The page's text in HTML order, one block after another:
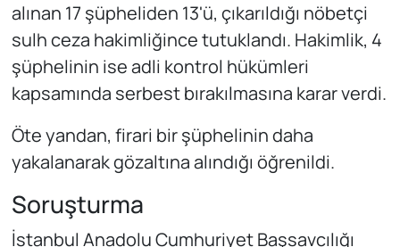
alınan 17 şüpheliden 13'ü, çıkarıldığı nöbetçi
sulh ceza hakimliğince tutuklandı. Hakimlik, 4
şüphelinin ise adli kontrol hükümleri
kapsamında serbest bırakılmasına karar verdi.
Öte yandan, firari bir şüphelinin daha
yakalanarak gözaltına alındığı öğrenildi.
Soruşturma
İstanbul Anadolu Cumhuriyet Başsavcılığı